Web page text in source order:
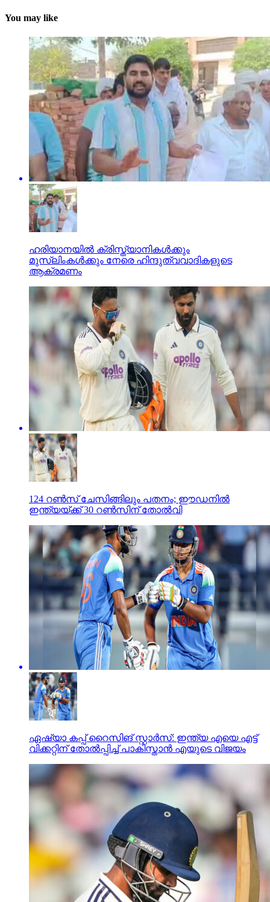
You may like
ഹരിയാനയില്‍ ക്രിസ്ത്യാനികള്‍ക്കും
മുസ്‌ലിംകള്‍ക്കും നേരെ ഹിന്ദുത്വവാദികളുടെ
ആക്രമണം
124 റണ്‍സ് ചേസിങ്ങിലും പതനം; ഈഡനില്‍
ഇന്ത്യയ്ക്ക് 30 റണ്‍സിന് തോല്‍വി
ഏഷ്യാ കപ്പ് റൈസിങ് സ്റ്റാര്‍സ്: ഇന്ത്യ എയെ എട്ട്
വിക്കറ്റിന് തോല്‍പ്പിച്ച് പാകിസ്താന്‍ എയുടെ വിജയം